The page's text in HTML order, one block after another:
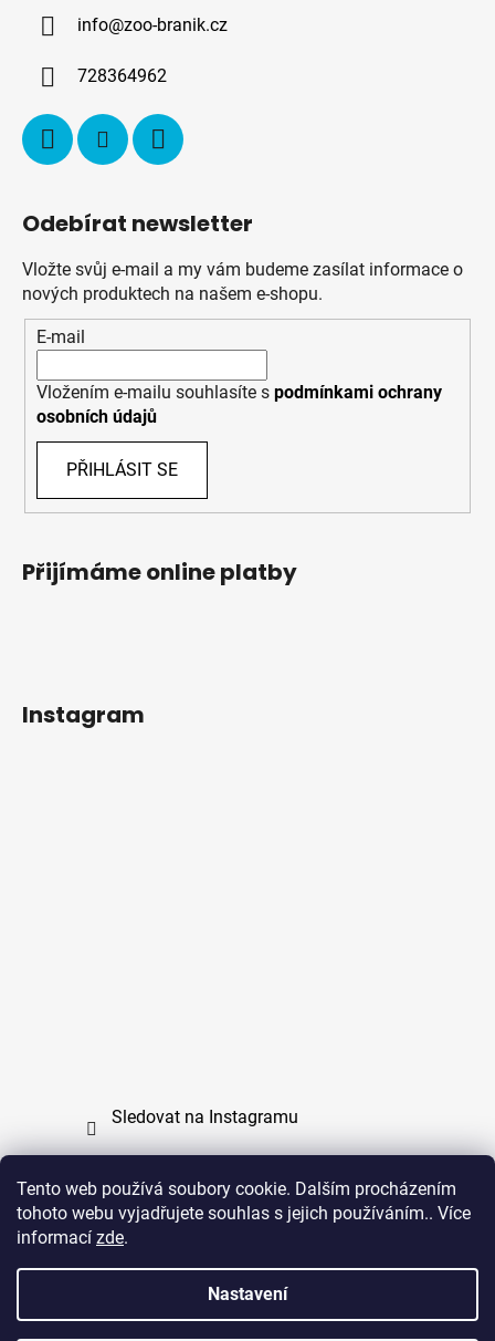
Tento web používá soubory cookie. Dalším procházením
tohoto webu vyjadřujete souhlas s jejich používáním.. Více
informací zde.
Nastavení
info@zoo-branik.cz
728364962
Odebírat newsletter
Vložte svůj e-mail a my vám budeme zasílat informace o
nových produktech na našem e-shopu.
E-mail
Vložením e-mailu souhlasíte s podmínkami ochrany
osobních údajů
PŘIHLÁSIT SE
Přijímáme online platby
Instagram
Sledovat na Instagramu
Copyright (c) 2011 - 2026 zoo-branik.cz - Všechna